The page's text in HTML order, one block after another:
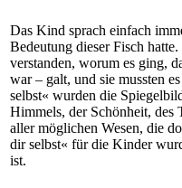
Das Kind sprach einfach
Bedeutung dieser Fisch
verstanden, worum es ging,
war – galt, und sie mussten
selbst« wurden die
Himmels, der Schönheit, des
aller möglichen Wesen, die
dir selbst« für die Kinder
ist.